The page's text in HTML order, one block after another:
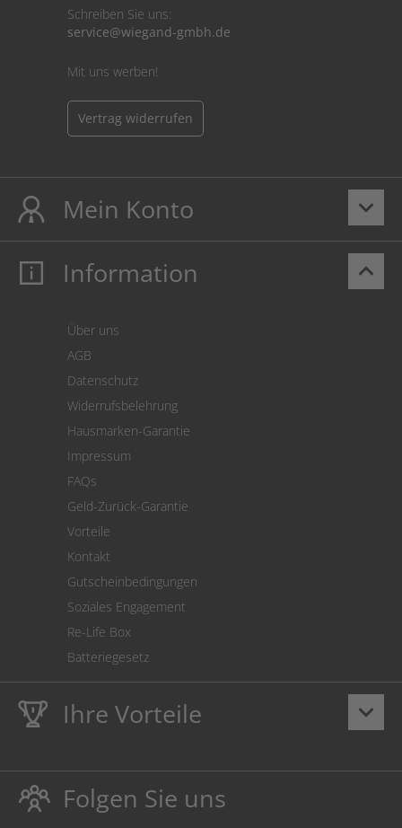
Schreiben Sie uns:
service@wiegand-gmbh.de
Mit uns werben!
Vertrag widerrufen
keyboard_arrow_down
Mein Konto
Mein Konto
Cookie Einstellungen
keyboard_arrow_up
Information
Über uns
AGB
Datenschutz
Widerrufsbelehrung
Hausmarken-Garantie
Impressum
FAQs
Geld-Zurück-Garantie
Vorteile
Kontakt
Gutscheinbedingungen
Soziales Engagement
Re-Life Box
Batteriegesetz
keyboard_arrow_down
Ihre Vorteile
LebenslangeHausmarke Garantieauf Toner und Tinte
schützt auch Ihren Drucker.
Umweltfreundlich dadurch Abfallvermeidung.
Folgen Sie uns